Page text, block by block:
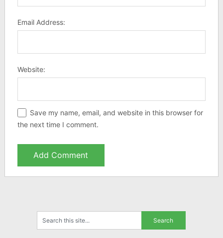
Email Address:
Website:
Save my name, email, and website in this browser for
the next time I comment.